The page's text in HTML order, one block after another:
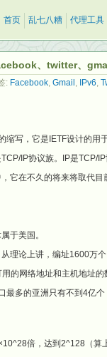
首页 乱七八糟 代理工具
、twitter、
: Facebook, Gmail , IPv6,
缩写，它是IETF设计的用
IP协议族。IP是TCP/
它在不久的将来将取代
于美国。
理论上讲，编址1600万个
的网络地址和主机地址的
最多的亚洲只有不到4亿
倍，达到2^128（算